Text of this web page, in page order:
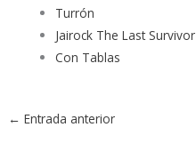
Turrón
Jairock The Last Survivor
Con Tablas
← Entrada anterior